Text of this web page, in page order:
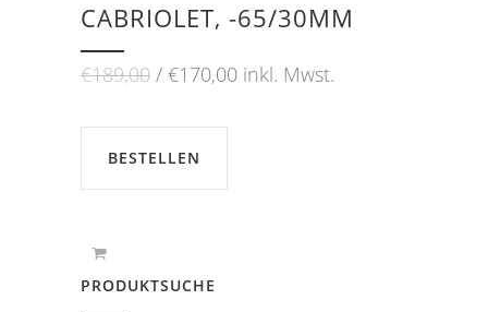
CABRIOLET, -65/30MM
€189,00Ursprünglicher
€189,00
€170,00Aktueller
inkl. Mwst.
BESTELLEN
PRODUKTSUCHE